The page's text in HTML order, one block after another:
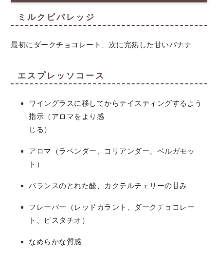
ミルクビバレッジ
最初にダークチョコレート、次に完熟した甘いバナナ
エスプレッソコース
ワイングラスに移してからテイスティングするよう
指示（アロマをより感
じる）
アロマ（ラベンダー、コリアンダー、ベルガモッ
ト）
バランスのとれた酸、カクテルチェリーの甘み
フレーバー（レッドカラント、ダークチョコレー
ト、ピスタチオ）
なめらかな質感